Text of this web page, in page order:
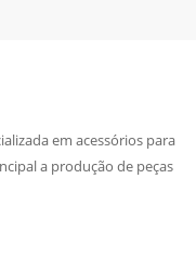
em acessórios para
a produção de peças